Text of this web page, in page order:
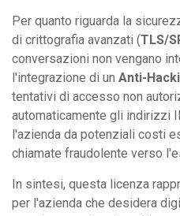
Per quanto riguarda la
di crittografia avanzati (TLS/
conversazioni non vengano
l'integrazione di un Anti-
tentativi di accesso non
automaticamente gli indirizzi
l'azienda da potenziali costi
chiamate fraudolente verso
In sintesi, questa licenza
per l'azienda che desidera